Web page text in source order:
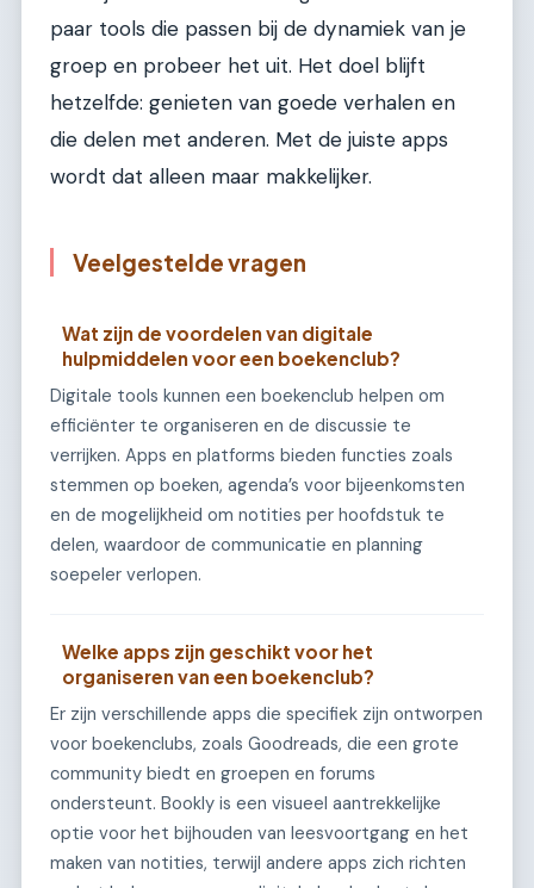
paar tools die passen bij de dynamiek van je
groep en probeer het uit. Het doel blijft
hetzelfde: genieten van goede verhalen en
die delen met anderen. Met de juiste apps
wordt dat alleen maar makkelijker.
Veelgestelde vragen
Wat zijn de voordelen van digitale
hulpmiddelen voor een boekenclub?
Digitale tools kunnen een boekenclub helpen om
efficiënter te organiseren en de discussie te
verrijken. Apps en platforms bieden functies zoals
stemmen op boeken, agenda’s voor bijeenkomsten
en de mogelijkheid om notities per hoofdstuk te
delen, waardoor de communicatie en planning
soepeler verlopen.
Welke apps zijn geschikt voor het
organiseren van een boekenclub?
Er zijn verschillende apps die specifiek zijn ontworpen
voor boekenclubs, zoals Goodreads, die een grote
community biedt en groepen en forums
ondersteunt. Bookly is een visueel aantrekkelijke
optie voor het bijhouden van leesvoortgang en het
maken van notities, terwijl andere apps zich richten